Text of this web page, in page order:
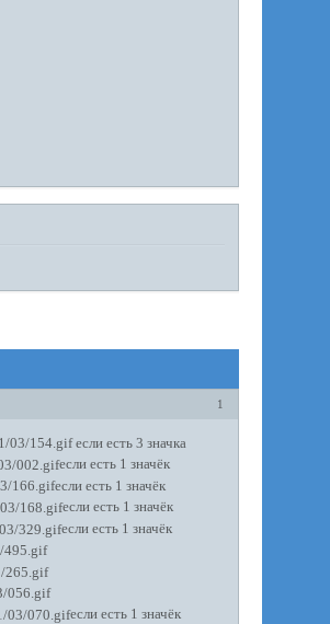
1
если есть 3 значка
если есть 1 значёк
если есть 1 значёк
если есть 1 значёк
если есть 1 значёк
если есть 1 значёк